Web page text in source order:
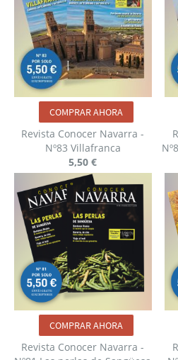
Revista Conocer Navarra -
Nº83 Villafranca
5,50 €
COMPRAR AHORA
Revista Conocer Navarra -
COMPRAR AHORA